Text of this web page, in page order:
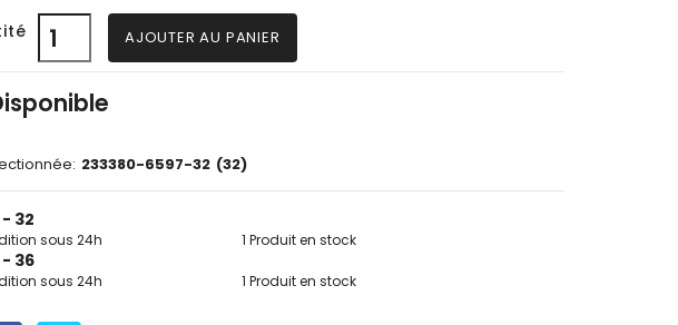
AJOUTER AU PANIER
233380-6597-32 (32)
32
sous 24h 1 Produit en stock
36
sous 24h 1 Produit en stock